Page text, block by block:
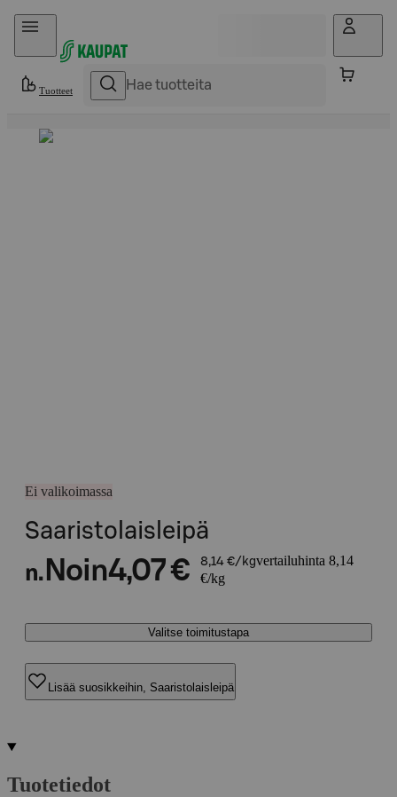
Hyppää sisältöön
Tuotteet
Ei valikoimassa
Saaristolaisleipä
n. Noin4,07 € 8,14 €/kgvertailuhinta 8,14
€/kg
Valitse toimitustapa
Lisää suosikkeihin, Saaristolaisleipä
Tuotetiedot